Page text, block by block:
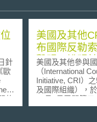
針
歐
的
美國及其他
布國際反勒
聲明，說明
來展望
美國及其他參與
（International
Initiative, CRI）
及國際組織），
11月1日召開第
聲明表示：應積